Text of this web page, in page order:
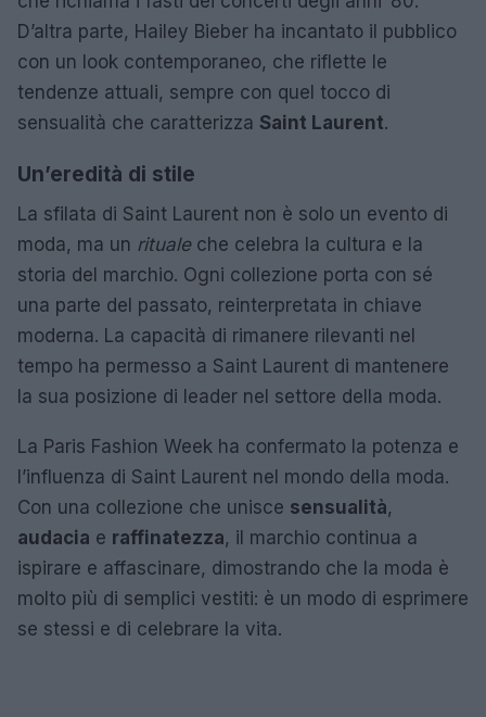
D’altra parte, Hailey Bieber ha incantato il pubblico
con un look contemporaneo, che riflette le
tendenze attuali, sempre con quel tocco di
sensualità che caratterizza Saint Laurent.
Un’eredità di stile
La sfilata di Saint Laurent non è solo un evento di
moda, ma un ritualeche celebra la cultura e la
storia del marchio. Ogni collezione porta con sé
una parte del passato, reinterpretata in chiave
moderna. La capacità di rimanere rilevanti nel
tempo ha permesso a Saint Laurent di mantenere
la sua posizione di leader nel settore della moda.
La Paris Fashion Week ha confermato la potenza e
l’influenza di Saint Laurent nel mondo della moda.
Con una collezione che unisce sensualità,
audacia e raffinatezza, il marchio continua a
ispirare e affascinare, dimostrando che la moda è
molto più di semplici vestiti: è un modo di esprimere
se stessi e di celebrare la vita.